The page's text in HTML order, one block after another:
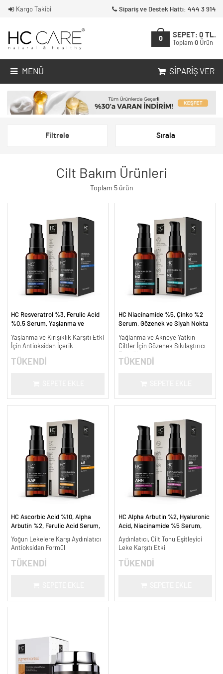
Kargo Takibi Sipariş ve Destek Hattı: 444 3 914
0
SEPET: 0 TL.
Toplam 0 Ürün
MENÜ SIPARIŞ VER
Filtrele Sırala
Cilt Bakım Ürünleri
Toplam 5 ürün
HC Resveratrol %3, Ferulic Acid
%0.5 Serum, Yaşlanma ve
Yaşlanma ve Kırışıklık Karşıtı Etki
İçin Antioksidan İçerik
TÜKENDİ
HC Niacinamide %5, Çinko %2
Serum, Gözenek ve Siyah Nokta
30 ml.
Yağlanma ve Akneye Yatkın
Ciltler İçin Gözenek Sıkılaştırıcı
Formül
TÜKENDİ
HC Ascorbic Acid %10, Alpha
Arbutin %2, Ferulic Acid Serum,
ml.
Yoğun Lekelere Karşı Aydınlatıcı
Antioksidan Formül
TÜKENDİ
HC Alpha Arbutin %2, Hyaluronic
Acid, Niacinamide %5 Serum,
ml.
Aydınlatıcı, Cilt Tonu Eşitleyici
Leke Karşıtı Etki
TÜKENDİ